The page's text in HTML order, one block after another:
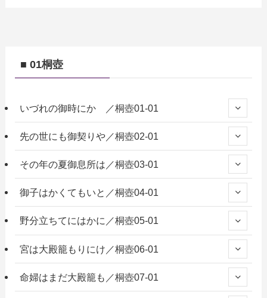
■ 01桐壺
いづれの御時にか ／桐壺01-01
先の世にも御契りや／桐壺02-01
その年の夏御息所は／桐壺03-01
御子はかくてもいと／桐壺04-01
野分立ちてにはかに／桐壺05-01
宮は大殿籠もりにけ／桐壺06-01
命婦はまだ大殿籠も／桐壺07-01